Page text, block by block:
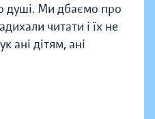
душі. Ми дбаємо про
читати і їх не
ані дітям, ані